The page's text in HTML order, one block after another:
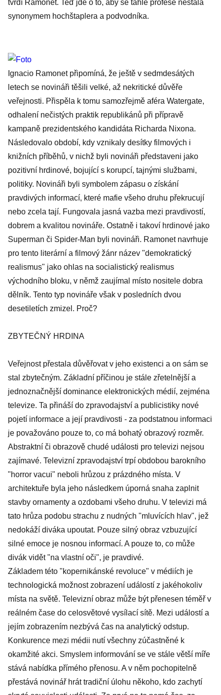
tvrdí Ramonet. Teď jde o to, aby se tahle profese nestala
synonymem hochštaplera a podvodníka.
Ignacio Ramonet připomíná, že ještě v sedmdesátých
letech se novináři těšili velké, až nekritické důvěře
veřejnosti. Přispěla k tomu samozřejmě aféra Watergate,
odhalení nečistých praktik republikánů při přípravě
kampaně prezidentského kandidáta Richarda Nixona.
Následovalo období, kdy vznikaly desítky filmových i
knižních příběhů, v nichž byli novináři představeni jako
pozitivní hrdinové, bojující s korupcí, tajnými službami,
politiky. Novináři byli symbolem zápasu o získání
pravdivých informací, které mafie všeho druhu překrucují
nebo zcela tají. Fungovala jasná vazba mezi pravdivostí,
dobrem a kvalitou novináře. Ostatně i takoví hrdinové jako
Superman či Spider-Man byli novináři. Ramonet navrhuje
pro tento literární a filmový žánr název "demokratický
realismus" jako ohlas na socialistický realismus
východního bloku, v němž zaujímal místo nositele dobra
dělník. Tento typ novináře však v posledních dvou
desetiletích zmizel. Proč?
ZBYTEČNÝ HRDINA
Veřejnost přestala důvěřovat v jeho existenci a on sám se
stal zbytečným. Základní příčinou je stále zřetelnější a
jednoznačnější dominance elektronických médií, zejména
televize. Ta přináší do zpravodajství a publicistiky nové
pojetí informace a její pravdivosti - za podstatnou informaci
je považováno pouze to, co má bohatý obrazový rozměr.
Abstraktní či obrazově chudé události pro televizi nejsou
zajímavé. Televizní zpravodajství trpí obdobou barokního
"horror vacui" neboli hrůzou z prázdného místa. V
architektuře byla jeho následkem úporná snaha zaplnit
stavby ornamenty a ozdobami všeho druhu. V televizi má
tato hrůza podobu strachu z nudných "mluvících hlav", jež
nedokáží diváka upoutat. Pouze silný obraz vzbuzující
silné emoce je nosnou informací. A pouze to, co může
divák vidět "na vlastní oči", je pravdivé.
Základem této "kopernikánské revoluce" v médiích je
technologická možnost zobrazení událostí z jakéhokoliv
místa na světě. Televizní obraz může být přenesen téměř v
reálném čase do celosvětové vysílací sítě. Mezi událostí a
jejím zobrazením nezbývá čas na analytický odstup.
Konkurence mezi médii nutí všechny zúčastněné k
okamžité akci. Smyslem informování se ve stále větší míře
stává nabídka přímého přenosu. A v něm pochopitelně
přestává novinář hrát tradiční úlohu někoho, kdo zachytí